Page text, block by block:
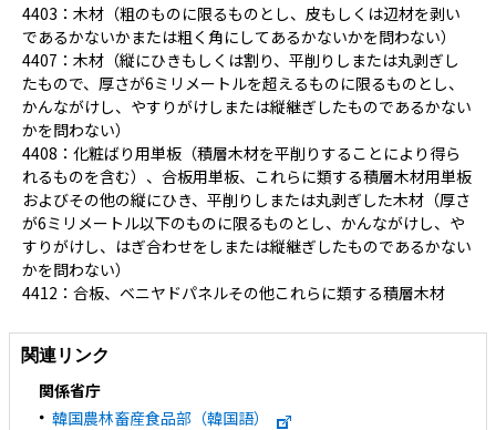
4403：木材（粗のものに限るものとし、皮もしくは辺材を剥い
であるかないかまたは粗く角にしてあるかないかを問わない）
4407：木材（縦にひきもしくは割り、平削りしまたは丸剥ぎし
たもので、厚さが6ミリメートルを超えるものに限るものとし、
かんながけし、やすりがけしまたは縦継ぎしたものであるかない
かを問わない）
4408：化粧ばり用単板（積層木材を平削りすることにより得ら
れるものを含む）、合板用単板、これらに類する積層木材用単板
およびその他の縦にひき、平削りしまたは丸剥ぎした木材（厚さ
が6ミリメートル以下のものに限るものとし、かんながけし、や
すりがけし、はぎ合わせをしまたは縦継ぎしたものであるかない
かを問わない）
4412：合板、ベニヤドパネルその他これらに類する積層木材
関連リンク
関係省庁
韓国農林畜産食品部（韓国語）